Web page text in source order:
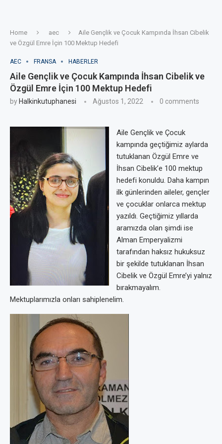
Home aec
Aile Gençlik ve Çocuk Kampında İhsan Cibelik
ve Özgül Emre İçin 100 Mektup Hedefi
AEC FRANSA HABERLER
Aile Gençlik ve Çocuk Kampında İhsan Cibelik ve
Özgül Emre İçin 100 Mektup Hedefi
by Halkinkutuphanesi Ağustos 1, 2022 0 comments
Aile Gençlik ve Çocuk
kampında geçtiğimiz aylarda
tutuklanan Özgül Emre ve
İhsan Cibelik’e 100 mektup
hedefi konuldu. Daha kampın
ilk günlerinden aileler, gençler
ve çocuklar onlarca mektup
yazıldı. Geçtiğimiz yıllarda
aramızda olan şimdi ise
Alman Emperyalizmi
tarafından haksız hukuksuz
bir şekilde tutuklanan İhsan
Cibelik ve Özgül Emre’yi yalnız
bırakmayalım.
Mektuplarımızla onları sahiplenelim.